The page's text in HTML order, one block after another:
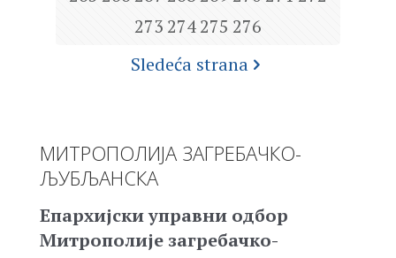
273 274275 276
Sledeća strana
МИТРОПОЛИЈА ЗАГРЕБАЧКО-
ЉУБЉАНСКА
Епархијски управни одбор
Митрополије загребачко-